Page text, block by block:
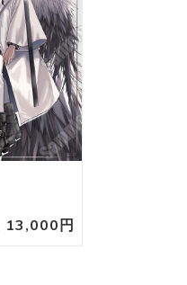
13,000円